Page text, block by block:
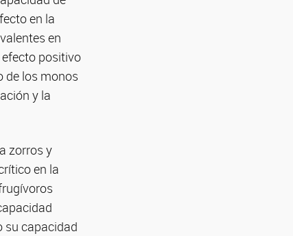
en la
en
positivo
de los monos
y la
zorros y
en la
su capacidad